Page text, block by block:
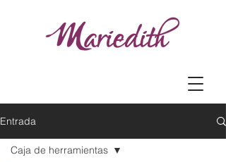
Entrada
Caja de herramientas